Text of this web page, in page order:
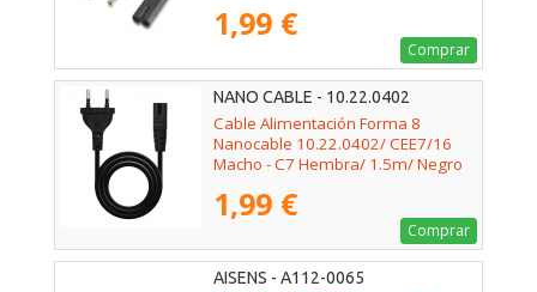
1,99 €
Comprar
NANO CABLE - 10.22.0402
Cable Alimentación Forma 8
Nanocable 10.22.0402/ CEE7/16
Macho - C7 Hembra/ 1.5m/ Negro
1,99 €
Comprar
AISENS - A112-0065